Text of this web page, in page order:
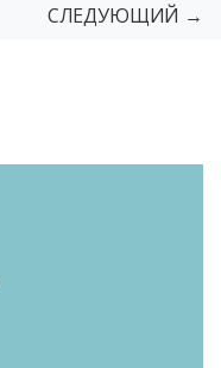
СЛЕДУЮЩИЙ →